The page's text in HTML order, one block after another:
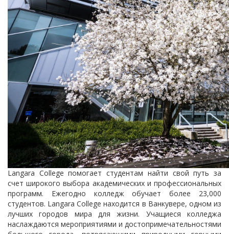
Langara College помогает студентам найти свой путь за
счет широкого выбора академических и профессиональных
программ. Ежегодно колледж обучает более 23,000
студентов. Langara College находится в Ванкувере, одном из
лучших городов мира для жизни. Учащиеся колледжа
наслаждаются мероприятиями и достопримечательностями